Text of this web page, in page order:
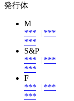
発行体
M
*** | ***
***
S&P
*** | ***
***
F
*** | ***
***